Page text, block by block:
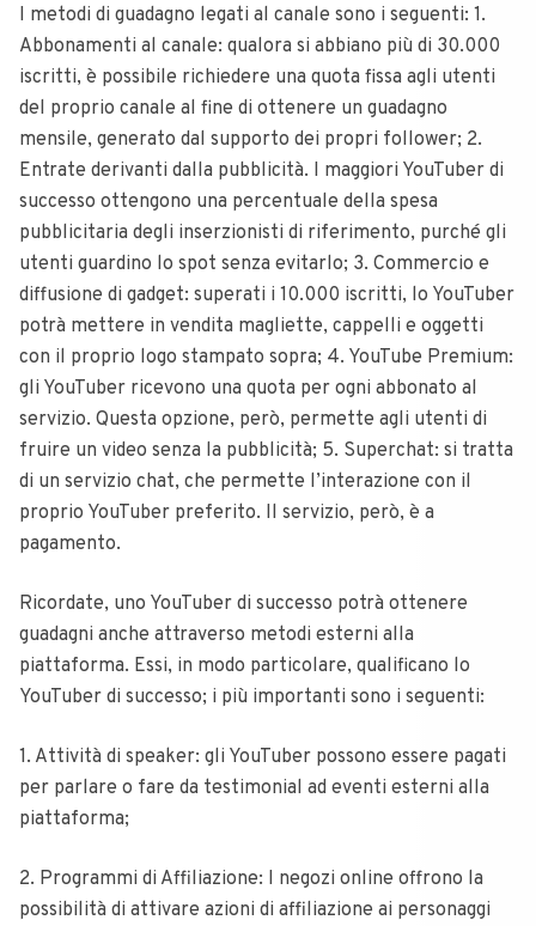
I metodi di guadagno legati al canale sono i seguenti: 1.
Abbonamenti al canale: qualora si abbiano più di 30.000
iscritti, è possibile richiedere una quota fissa agli utenti
del proprio canale al fine di ottenere un guadagno
mensile, generato dal supporto dei propri follower; 2.
Entrate derivanti dalla pubblicità. I maggiori YouTuber di
successo ottengono una percentuale della spesa
pubblicitaria degli inserzionisti di riferimento, purché gli
utenti guardino lo spot senza evitarlo; 3. Commercio e
diffusione di gadget: superati i 10.000 iscritti, lo YouTuber
potrà mettere in vendita magliette, cappelli e oggetti
con il proprio logo stampato sopra; 4. YouTube Premium:
gli YouTuber ricevono una quota per ogni abbonato al
servizio. Questa opzione, però, permette agli utenti di
fruire un video senza la pubblicità; 5. Superchat: si tratta
di un servizio chat, che permette l’interazione con il
proprio YouTuber preferito. Il servizio, però, è a
pagamento.
Ricordate, uno YouTuber di successo potrà ottenere
guadagni anche attraverso metodi esterni alla
piattaforma. Essi, in modo particolare, qualificano lo
YouTuber di successo; i più importanti sono i seguenti:
1. Attività di speaker: gli YouTuber possono essere pagati
per parlare o fare da testimonial ad eventi esterni alla
piattaforma;
2. Programmi di Affiliazione: I negozi online offrono la
possibilità di attivare azioni di affiliazione ai personaggi